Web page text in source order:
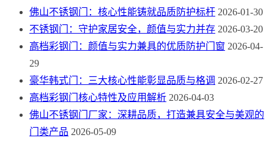
佛山不锈钢门：核心性能铸就品质防护标杆 2026-01-30
不锈钢门：守护家居安全，颜值与实力并存 2026-03-20
高档彩钢门：颜值与实力兼具的优质防护门窗 2026-04-
29
豪华韩式门：三大核心性能彰显品质与格调 2026-02-27
高档彩钢门核心特性及应用解析 2026-04-03
佛山不锈钢门厂家：深耕品质，打造兼具安全与美观的
门类产品 2026-05-09